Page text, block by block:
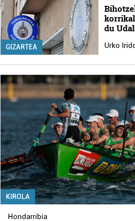
GIZARTEA
du
Urko
KIROLA
Hondarribia